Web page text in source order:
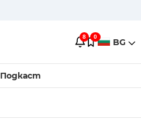
8 0 BG
Подкаст